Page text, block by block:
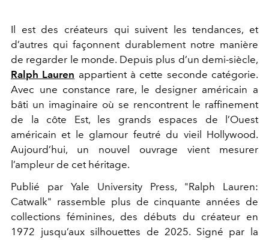
Il est des créateurs qui suivent les tendances, et
d’autres qui façonnent durablement notre manière
de regarder le monde. Depuis plus d’un demi-siècle,
Ralph Lauren appartient à cette seconde catégorie.
Avec une constance rare, le designer américain a
bâti un imaginaire où se rencontrent le raffinement
de la côte Est, les grands espaces de l’Ouest
américain et le glamour feutré du vieil Hollywood.
Aujourd’hui, un nouvel ouvrage vient mesurer
l’ampleur de cet héritage.
Publié par Yale University Press, "Ralph Lauren:
Catwalk" rassemble plus de cinquante années de
collections féminines, des débuts du créateur en
1972 jusqu’aux silhouettes de 2025. Signé par la